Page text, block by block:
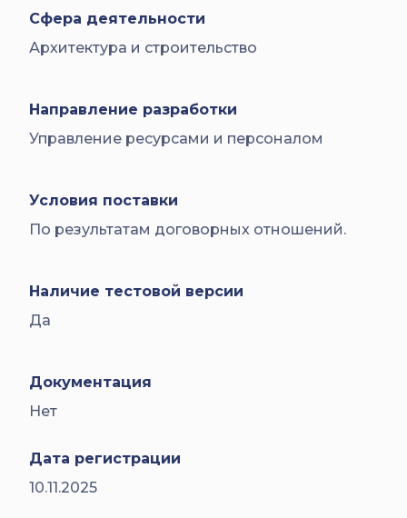
Сфера деятельности
Архитектура и строительство
Направление разработки
Управление ресурсами и персоналом
Условия поставки
По результатам договорных отношений.
Наличие тестовой версии
Да
Документация
Нет
Дата регистрации
10.11.2025